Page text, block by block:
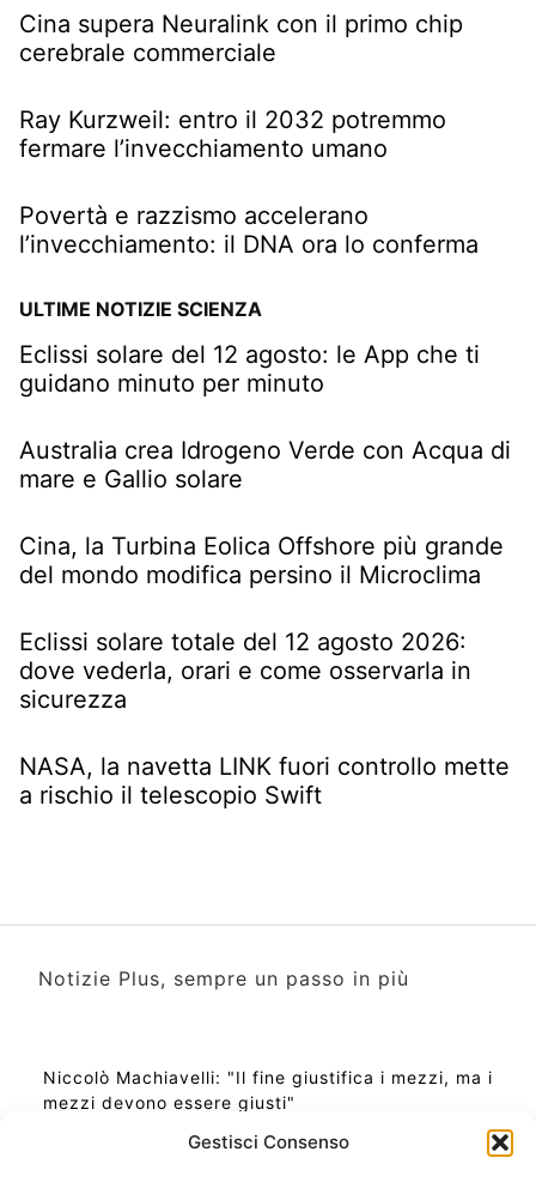
Gestisci Consenso
Cina supera Neuralink con il primo chip
cerebrale commerciale
Ray Kurzweil: entro il 2032 potremmo
fermare l’invecchiamento umano
Povertà e razzismo accelerano
l’invecchiamento: il DNA ora lo conferma
ULTIME NOTIZIE SCIENZA
Eclissi solare del 12 agosto: le App che ti
guidano minuto per minuto
Australia crea Idrogeno Verde con Acqua di
mare e Gallio solare
Cina, la Turbina Eolica Offshore più grande
del mondo modifica persino il Microclima
Eclissi solare totale del 12 agosto 2026:
dove vederla, orari e come osservarla in
sicurezza
NASA, la navetta LINK fuori controllo mette
a rischio il telescopio Swift
Notizie Plus, sempre un passo in più
Niccolò Machiavelli: "Il fine giustifica i mezzi, ma i
mezzi devono essere giusti"